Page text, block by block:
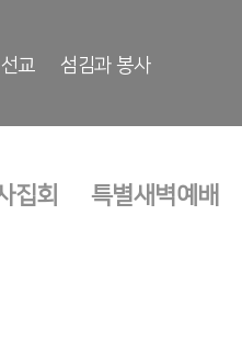
교 섬김과 봉사
집회 특별새벽예배